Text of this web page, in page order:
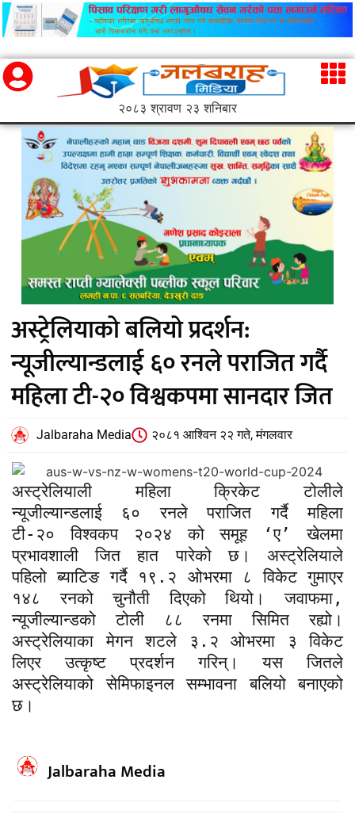
२०८३ श्रावण २३ शनिबार
अस्ट्रेलियाको बलियो प्रदर्शन:
न्यूजील्यान्डलाई ६० रनले पराजित गर्दै
महिला टी-२० विश्वकपमा सानदार जित
Jalbaraha Media २०८१ आश्विन २२ गते, मंगलवार
अस्ट्रेलियाली महिला क्रिकेट टोलीले
न्यूजील्यान्डलाई ६० रनले पराजित गर्दै महिला
टी-२० विश्वकप २०२४ को समूह ‘ए’ खेलमा
प्रभावशाली जित हात पारेको छ। अस्ट्रेलियाले
पहिलो ब्याटिङ गर्दै १९.२ ओभरमा ८ विकेट गुमाएर
१४८ रनको चुनौती दिएको थियो। जवाफमा,
न्यूजील्यान्डको टोली ८८ रनमा सिमित रह्यो।
अस्ट्रेलियाका मेगन शटले ३.२ ओभरमा ३ विकेट
लिएर उत्कृष्ट प्रदर्शन गरिन्। यस जितले
अस्ट्रेलियाको सेमिफाइनल सम्भावना बलियो बनाएको
छ।
Jalbaraha Media